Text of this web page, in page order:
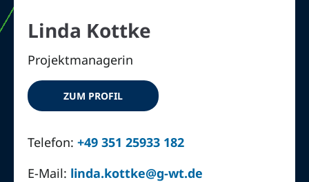
Linda Kottke
Projektmanagerin
ZUM PROFIL
Telefon:+49 351 25933 182
E-Mail: linda.kottke@g-wt.de